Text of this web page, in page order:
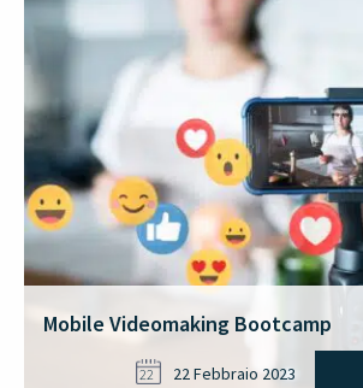
Mobile Videomaking Bootcamp
22 22 Febbraio 2023